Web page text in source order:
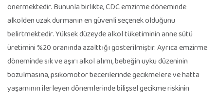
önermektedir. Bununla birlikte, CDC emzirme döneminde
alkolden uzak durmanın en güvenli seçenek olduğunu
belirtmektedir. Yüksek düzeyde alkol tüketiminin anne sütü
üretimini %20 oranında azalttığı gösterilmiştir. Ayrıca emzirme
döneminde sık ve aşırı alkol alımı, bebeğin uyku düzeninin
bozulmasına, psikomotor becerilerinde gecikmelere ve hatta
yaşamının ilerleyen dönemlerinde bilişsel gecikme riskinin